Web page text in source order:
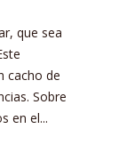
que sea
cacho de
Sobre
en el...